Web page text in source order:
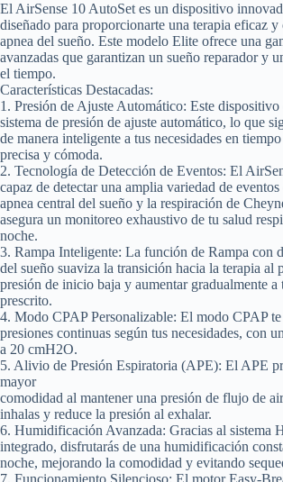
El AirSense 10 AutoSet es un dispositivo
diseñado para proporcionarte una terapia eficaz y
apnea del sueño. Este modelo Elite ofrece una
avanzadas que garantizan un sueño reparador y
el tiempo.
Características Destacadas:
1. Presión de Ajuste Automático: Este dispositivo
sistema de presión de ajuste automático, lo que
de manera inteligente a tus necesidades en
precisa y cómoda.
2. Tecnología de Detección de Eventos: El
capaz de detectar una amplia variedad de
apnea central del sueño y la respiración de
asegura un monitoreo exhaustivo de tu salud
noche.
3. Rampa Inteligente: La función de Rampa con
del sueño suaviza la transición hacia la terapia al
presión de inicio baja y aumentar gradualmente
prescrito.
4. Modo CPAP Personalizable: El modo CPAP
presiones continuas según tus necesidades, con
a 20 cmH2O.
5. Alivio de Presión Espiratoria (APE): El APE
mayor
comodidad al mantener una presión de flujo de
inhalas y reduce la presión al exhalar.
6. Humidificación Avanzada: Gracias al
integrado, disfrutarás de una humidificación
noche, mejorando la comodidad y evitando